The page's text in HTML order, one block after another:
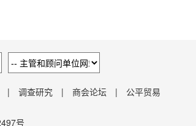
| 调查研究 | 商会论坛 |
公平贸易
号